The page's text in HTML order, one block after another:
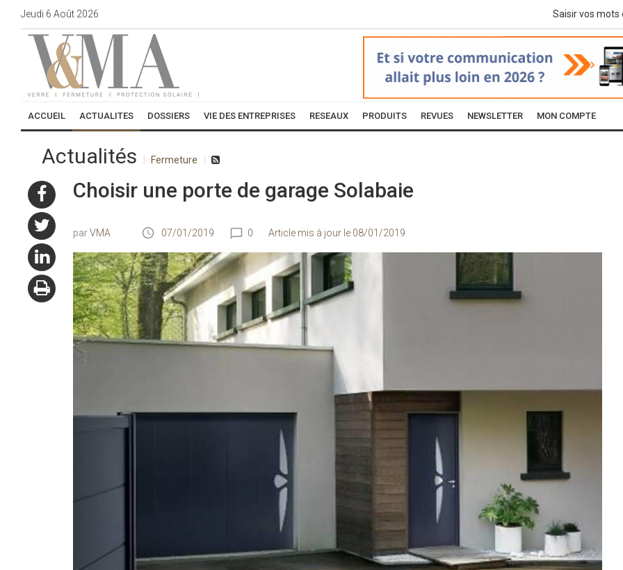
Jeudi 6 Août 2026
ACCUEIL ACTUALITES DOSSIERS VIE DES ENTREPRISES RESEAUX PRODUITS REVUES NEWSLETTER MON COMPTE
Actualités Fermeture
Choisir une porte de garage Solabaie
VMA 07/01/2019 0 Article mis à jour le 08/01/2019